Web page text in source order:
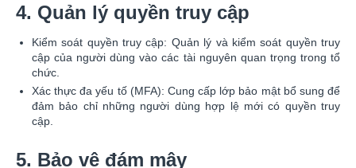
4. Quản lý quyền truy cập
Kiểm soát quyền truy cập: Quản lý và kiểm soát quyền truy
cập của người dùng vào các tài nguyên quan trọng trong tổ
chức.
Xác thực đa yếu tố (MFA): Cung cấp lớp bảo mật bổ sung để
đảm bảo chỉ những người dùng hợp lệ mới có quyền truy
cập.
5. Bảo vệ đám mây